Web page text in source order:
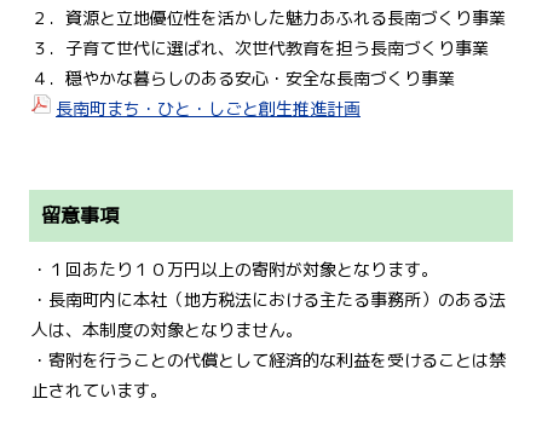
２．資源と立地優位性を活かした魅力あふれる長南づくり事業
３．子育て世代に選ばれ、次世代教育を担う長南づくり事業
４．穏やかな暮らしのある安心・安全な長南づくり事業
長南町まち・ひと・しごと創生推進計画
留意事項
・１回あたり１０万円以上の寄附が対象となります。
・長南町内に本社（地方税法における主たる事務所）のある法
人は、本制度の対象となりません。
・寄附を行うことの代償として経済的な利益を受けることは禁
止されています。